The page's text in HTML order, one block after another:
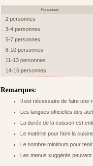
Personnes
2 personnes
3-4 personnes
5-7 personnes
8-10 personnes
11-13 personnes
14-16 personnes
Remarques:
Il est nécessaire de faire une
Les langues officielles des
La durée de la cuisson est
Le matériel pour faire la
Le nombre minimum pour tenir
Les menus suggérés